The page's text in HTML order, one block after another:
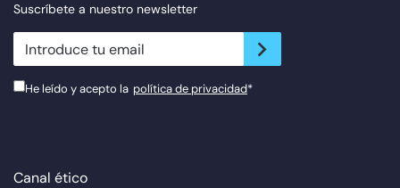
Suscríbete a nuestro newsletter
newsletter.suscribe
He leído y acepto la política de privacidad*
Canal ético